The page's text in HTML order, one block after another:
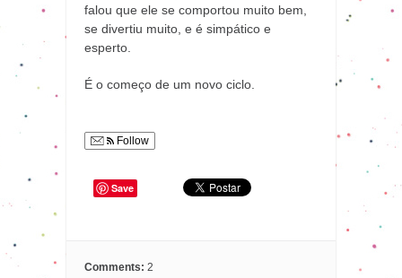
falou que ele se comportou muito bem,
se divertiu muito, e é simpático e
esperto.
É o começo de um novo ciclo.
Follow
Save
Comments: 2